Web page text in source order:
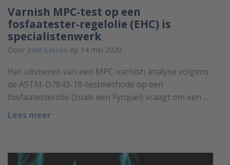
Varnish MPC-test op een
fosfaatester-regelolie (EHC) is
specialistenwerk
Door John Sassen op 14 mei 2020.
Het uitvoeren van een MPC-varnish analyse volgens
de ASTM-D7843-18-testmethode op een
fosfaatesterolie (zoals een Fyrquel) vraagt om een ...
Lees meer